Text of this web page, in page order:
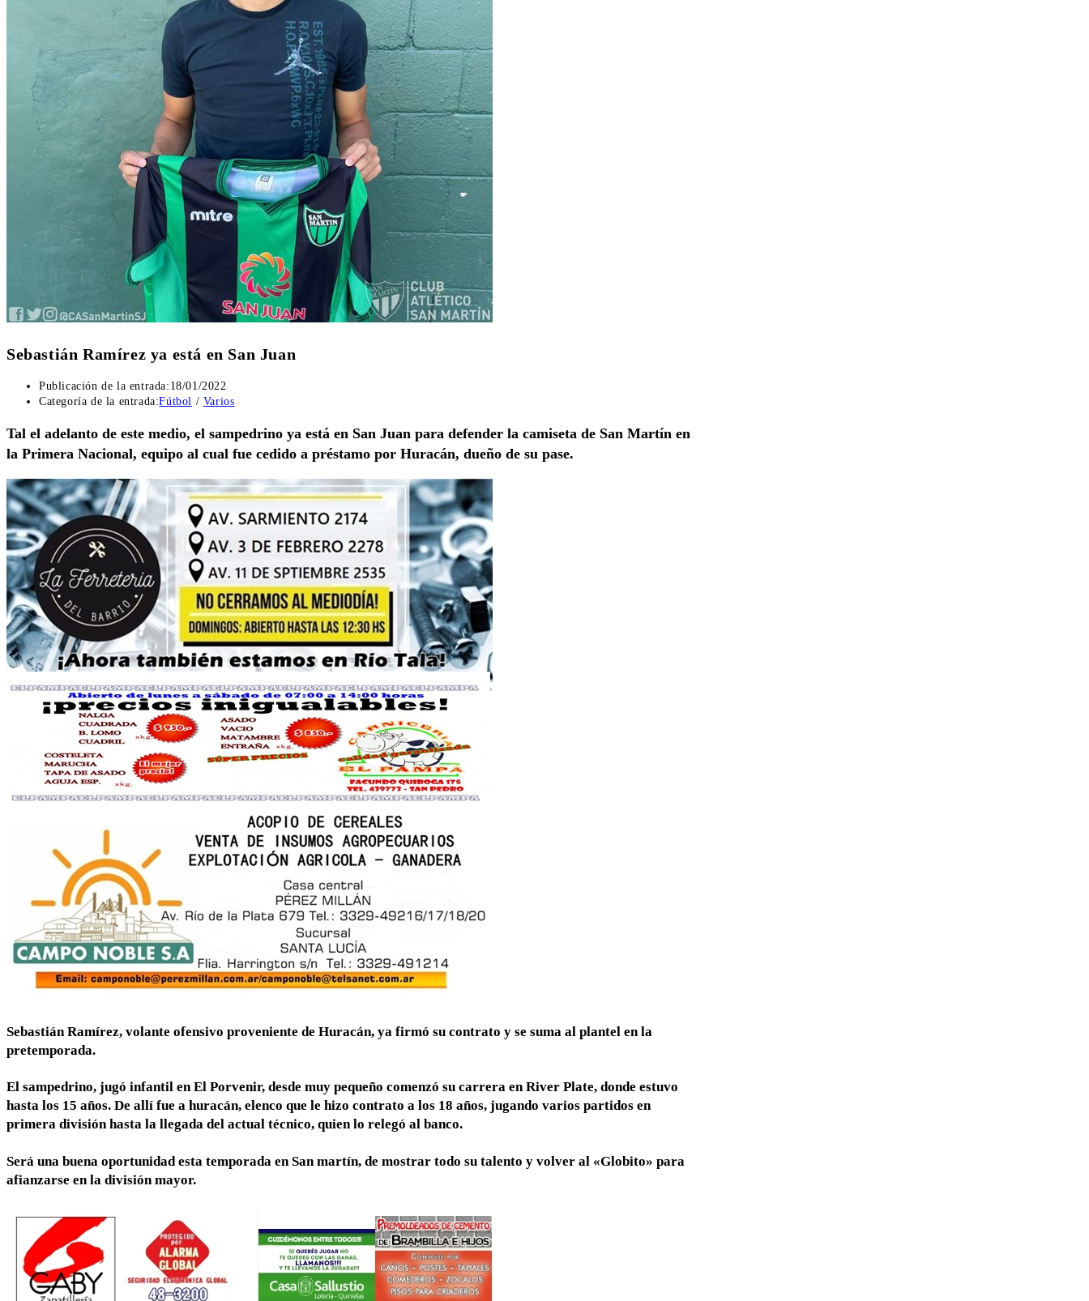
Sebastián Ramírez ya está en San Juan
Publicación de la entrada: 18/01/2022
Categoría de la entrada:Fútbol / Varios
Tal el adelanto de este medio, el sampedrino ya está en San Juan para defender la camiseta de San Martín en
la Primera Nacional, equipo al cual fue cedido a préstamo por Huracán, dueño de su pase.
Sebastián Ramírez, volante ofensivo proveniente de Huracán, ya firmó su contrato y se suma al plantel en la
pretemporada.
El sampedrino, jugó infantil en El Porvenir, desde muy pequeño comenzó su carrera en River Plate, donde estuvo
hasta los 15 años. De allí fue a huracán, elenco que le hizo contrato a los 18 años, jugando varios partidos en
primera división hasta la llegada del actual técnico, quien lo relegó al banco.
Será una buena oportunidad esta temporada en San martín, de mostrar todo su talento y volver al «Globito» para
afianzarse en la división mayor.